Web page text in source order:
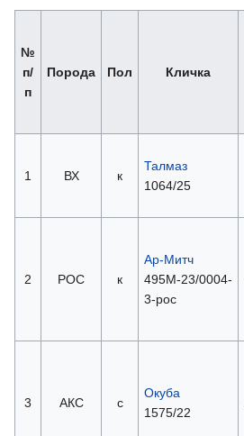
№
п/
п
Порода Пол Кличка
1 ВХ к
Талмаз
1064/25
2 РОС к
Ар-Митч
495М-23/0004-
3-рос
3 АКС с
Окуба
1575/22